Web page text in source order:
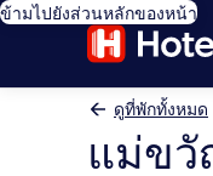
ข้ามไปยังส่วนหลักของหน้า
ดูที่พักทั้งหมด
แม่ขวั